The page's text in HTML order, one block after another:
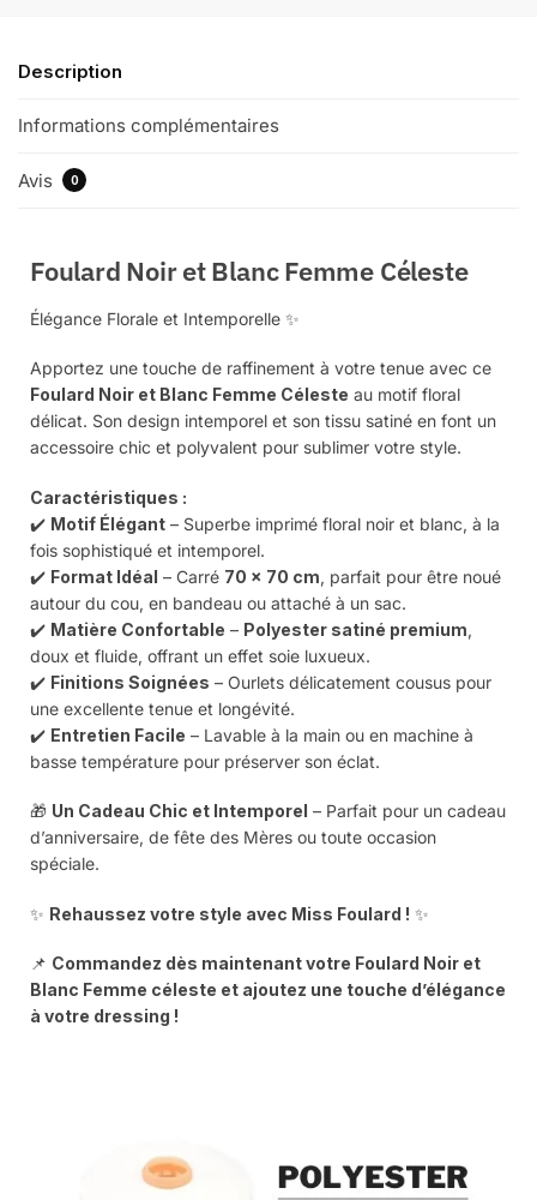
Description
Informations complémentaires
Avis 0
Foulard Noir et Blanc Femme Céleste
Élégance Florale et Intemporelle ✨
Apportez une touche de raffinement à votre tenue avec ce
Foulard Noir et Blanc Femme Céleste au motif floral
délicat. Son design intemporel et son tissu satiné en font un
accessoire chic et polyvalent pour sublimer votre style.
Caractéristiques :
✔️ Motif Élégant – Superbe imprimé floral noir et blanc, à la
fois sophistiqué et intemporel.
✔️ Format Idéal – Carré 70 x 70 cm, parfait pour être noué
autour du cou, en bandeau ou attaché à un sac.
✔️ Matière Confortable – Polyester satiné premium,
doux et fluide, offrant un effet soie luxueux.
✔️ Finitions Soignées – Ourlets délicatement cousus pour
une excellente tenue et longévité.
✔️ Entretien Facile – Lavable à la main ou en machine à
basse température pour préserver son éclat.
🎁 Un Cadeau Chic et Intemporel – Parfait pour un cadeau
d’anniversaire, de fête des Mères ou toute occasion
spéciale.
✨ Rehaussez votre style avec Miss Foulard ! ✨
📌 Commandez dès maintenant votre Foulard Noir et
Blanc Femme céleste et ajoutez une touche d’élégance
à votre dressing !